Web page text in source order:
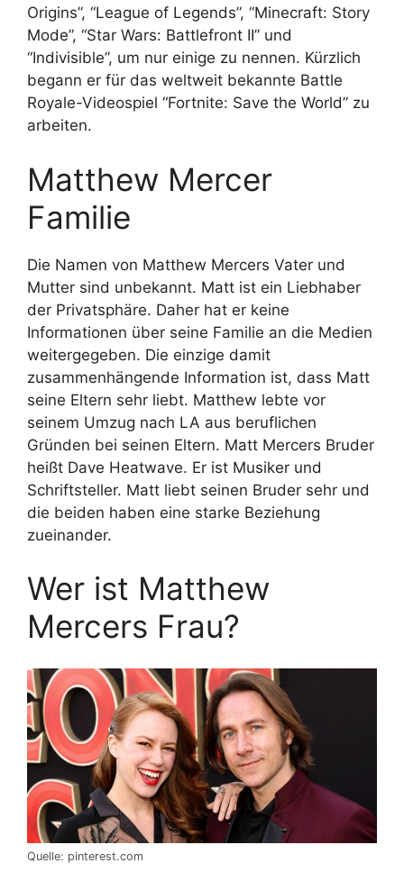
Origins”, “League of Legends”, “Minecraft: Story
Mode”, “Star Wars: Battlefront II” und
“Indivisible”, um nur einige zu nennen. Kürzlich
begann er für das weltweit bekannte Battle
Royale-Videospiel “Fortnite: Save the World” zu
arbeiten.
Matthew Mercer
Familie
Die Namen von Matthew Mercers Vater und
Mutter sind unbekannt. Matt ist ein Liebhaber
der Privatsphäre. Daher hat er keine
Informationen über seine Familie an die Medien
weitergegeben. Die einzige damit
zusammenhängende Information ist, dass Matt
seine Eltern sehr liebt. Matthew lebte vor
seinem Umzug nach LA aus beruflichen
Gründen bei seinen Eltern. Matt Mercers Bruder
heißt Dave Heatwave. Er ist Musiker und
Schriftsteller. Matt liebt seinen Bruder sehr und
die beiden haben eine starke Beziehung
zueinander.
Wer ist Matthew
Mercers Frau?
Quelle: pinterest.com